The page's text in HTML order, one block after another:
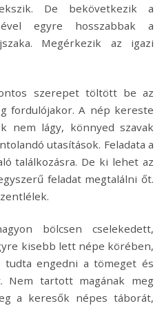
De bekövetkezik a
egyre hosszabbak a
Megérkezik az igazi
szerepet töltött be az
fordulójakor. A nép kereste
nem lágy, könnyed szavak
utasítások. Feladata a
találkozásra. De ki lehet az
feladat megtalálni őt.
bölcsen cselekedett,
kisebb lett népe körében,
tudta engedni a tömeget és
Nem tartott magának meg
a keresők népes táborát,